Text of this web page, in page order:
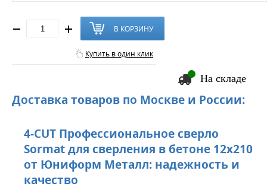
В КОРЗИНУ
Купить в один клик
На складе
Доставка товаров по Москве и России:
4-CUT Профессиональное сверло
Sormat для сверления в бетоне 12х210
от Юниформ Металл: надежность и
качество